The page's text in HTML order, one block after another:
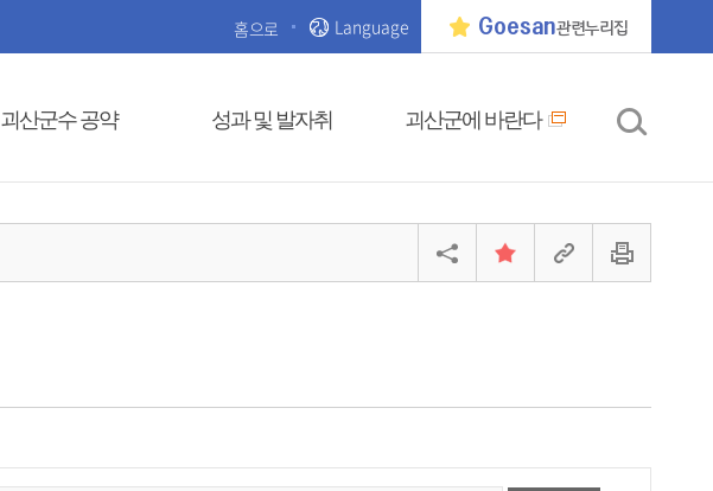
홈으로 Language Goesan관련누리집
괴산군수 공약 성과 및 발자취 괴산군에 바란다